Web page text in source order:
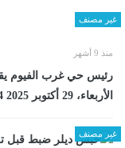
غير مصنف
منذ 9 أشهر
رئيس حي غرب الفيوم
الأربعاء، 29 أكتوبر 2025 12:34 مـ
غير مصنف